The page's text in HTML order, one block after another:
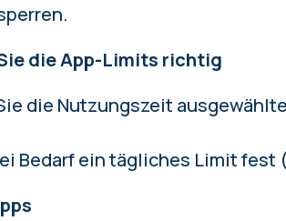
die App-Limits richtig
die Nutzungszeit
Bedarf ein tägliches Limit fest